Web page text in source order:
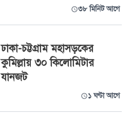
৩৮ মিনিট আগে
ঢাকা-চট্টগ্রাম মহাসড়কের
কুমিল্লায় ৩০ কিলোমিটার
যানজট
১ ঘণ্টা আগে